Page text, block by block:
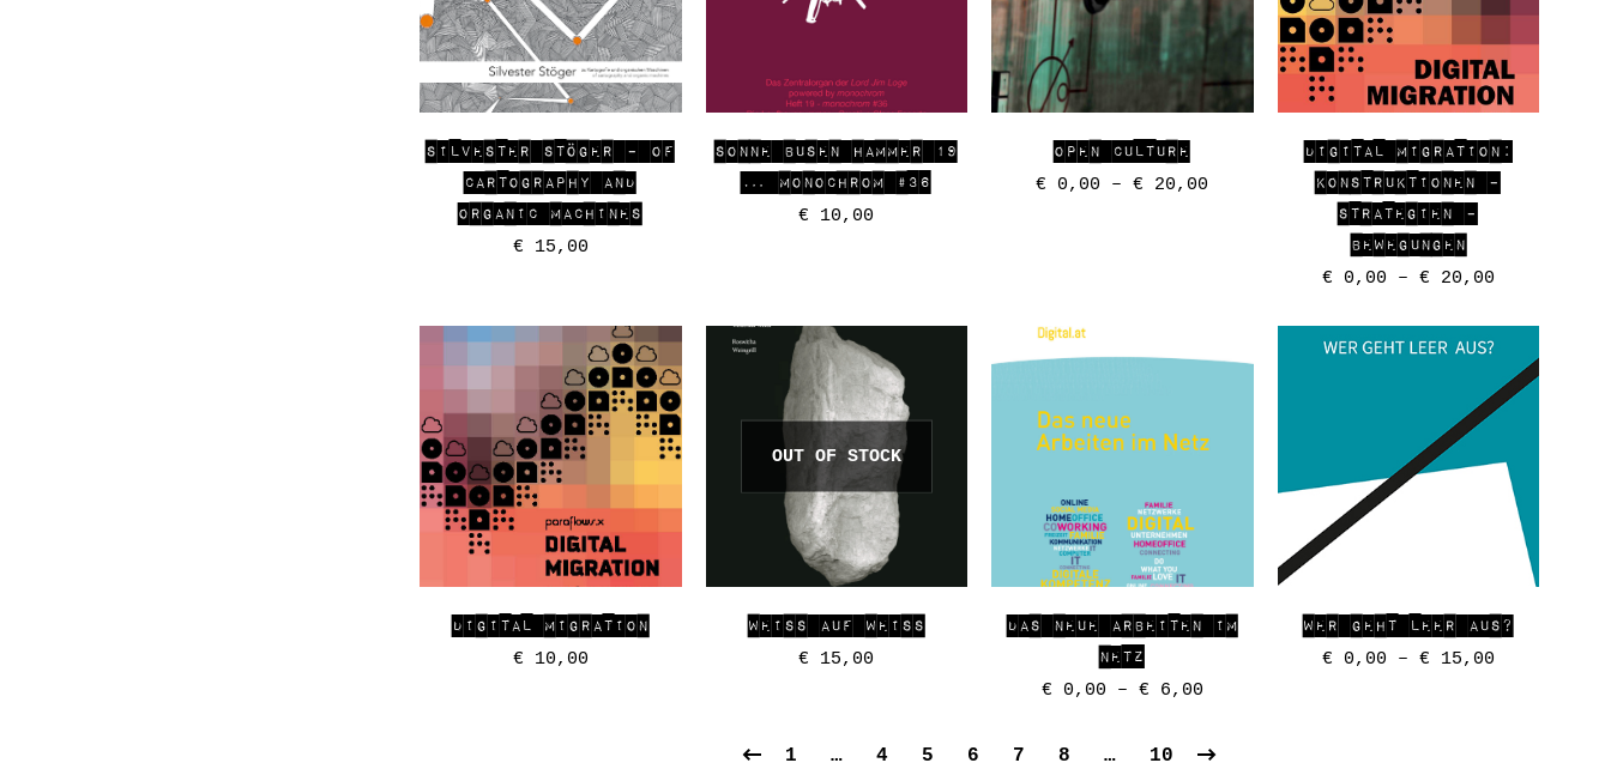
SILVESTER STÖGER – OF
CARTOGRAPHY AND
ORGANIC MACHINES
€ 15,00
SONNE BUSEN HAMMER 19
… MONOCHROM #36
€ 10,00
OPEN CULTURE
€ 0,00 –€ 20,00
DIGITAL MIGRATION:
KONSTRUKTIONEN –
STRATEGIEN –
BEWEGUNGEN
€ 0,00 – € 20,00
DIGITAL MIGRATION
€ 10,00
OUT OF STOCK
WEISS AUF WEISS
€ 15,00
DAS NEUE ARBEITEN IM
NETZ
€ 0,00 – € 6,00
WER GEHT LEER AUS?
€ 0,00 – € 15,00
1 … 4 5 6 7 8 … 10